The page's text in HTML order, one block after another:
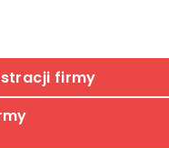
firmy